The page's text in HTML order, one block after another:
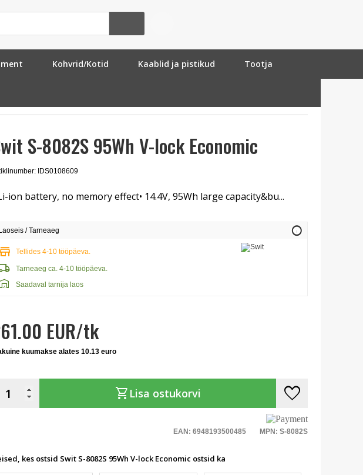
Kohvrid/Kotid Kaablid ja pistikud Tootja
S-8082S 95Wh V-lock Economic
IDS0108609
ion battery, no memory effect• 14.4V, 95Wh large capacity&bu...
Laoseis / Tarneaeg info
store Tellides 4-10 tööpäeva.
Tarneaeg ca. 4-10 tööpäeva.
Saadaval tarnija laos
EUR/tk
kuumakse alates 10.13 euro
shopping_cart Lisa ostukorvi favorite
EAN: 6948193500485 MPN: S-8082S
kes ostsid Swit S-8082S 95Wh V-lock Economic ostsid ka